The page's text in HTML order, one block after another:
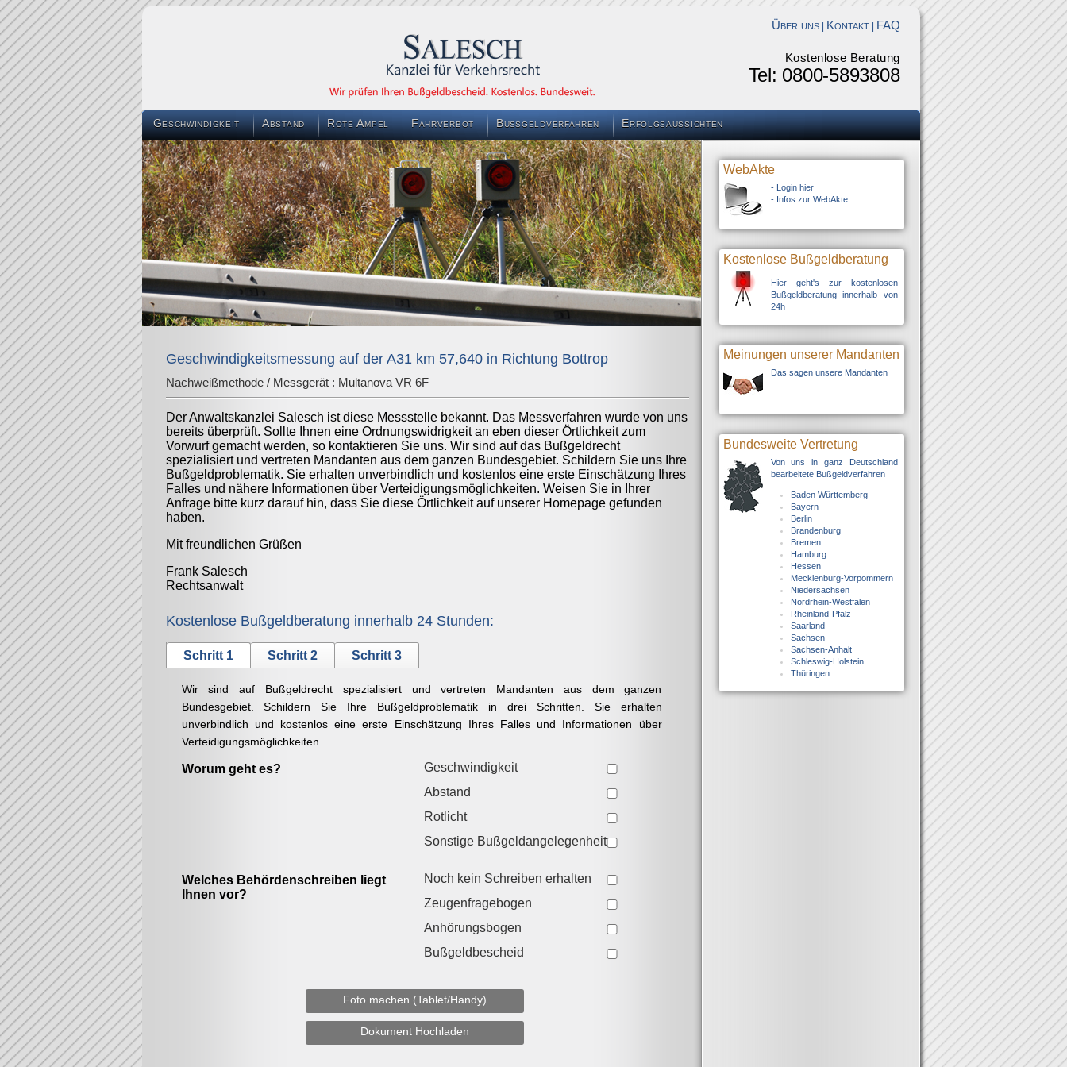
Über uns Kontakt FAQ
Kostenlose Beratung
Tel: 0800-5893808
Geschwindigkeit Abstand Rote Ampel Fahrverbot Bußgeldverfahren Erfolgsaussichten
WebAkte
- Login hier
- Infos zur WebAkte
Kostenlose Bußgeldberatung
Hier geht's zur kostenlosen
Bußgeldberatung innerhalb von
24h
Meinungen unserer Mandanten
Das sagen unsere Mandanten
Bundesweite Vertretung
Von uns in ganz Deutschland
bearbeitete Bußgeldverfahren
Baden Württemberg
Bayern
Berlin
Brandenburg
Bremen
Hamburg
Hessen
Mecklenburg-Vorpommern
Niedersachsen
Nordrhein-Westfalen
Rheinland-Pfalz
Saarland
Sachsen
Sachsen-Anhalt
Schleswig-Holstein
Thüringen
Geschwindigkeitsmessung auf der A31 km 57,640 in Richtung Bottrop
Nachweißmethode / Messgerät : Multanova VR 6F
Der Anwaltskanzlei Salesch ist diese Messstelle bekannt. Das Messverfahren wurde von uns
bereits überprüft. Sollte Ihnen eine Ordnungswidrigkeit an eben dieser Örtlichkeit zum
Vorwurf gemacht werden, so kontaktieren Sie uns. Wir sind auf das Bußgeldrecht
spezialisiert und vertreten Mandanten aus dem ganzen Bundesgebiet. Schildern Sie uns Ihre
Bußgeldproblematik. Sie erhalten unverbindlich und kostenlos eine erste Einschätzung Ihres
Falles und nähere Informationen über Verteidigungsmöglichkeiten. Weisen Sie in Ihrer
Anfrage bitte kurz darauf hin, dass Sie diese Örtlichkeit auf unserer Homepage gefunden
haben.
Mit freundlichen Grüßen
Frank Salesch
Rechtsanwalt
Kostenlose Bußgeldberatung innerhalb 24 Stunden:
Schritt 1 Schritt 2 Schritt 3
Wir sind auf Bußgeldrecht spezialisiert und vertreten Mandanten aus dem ganzen
Bundesgebiet. Schildern Sie Ihre Bußgeldproblematik in drei Schritten. Sie erhalten
unverbindlich und kostenlos eine erste Einschätzung Ihres Falles und Informationen über
Verteidigungsmöglichkeiten.
Worum geht es?
Geschwindigkeit
Abstand
Rotlicht
Sonstige Bußgeldangelegenheit
Welches Behördenschreiben liegt
Ihnen vor?
Noch kein Schreiben erhalten
Zeugenfragebogen
Anhörungsbogen
Bußgeldbescheid
Foto machen (Tablet/Handy)
Dokument Hochladen